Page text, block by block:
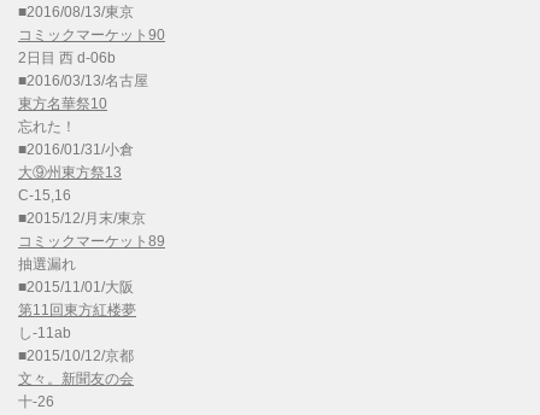
■2016/08/13/東京
コミックマーケット90
2日目 西 d-06b
■2016/03/13/名古屋
東方名華祭10
忘れた！
■2016/01/31/小倉
大⑨州東方祭13
C-15,16
■2015/12/月末/東京
コミックマーケット89
抽選漏れ
■2015/11/01/大阪
第11回東方紅楼夢
し-11ab
■2015/10/12/京都
文々。新聞友の会
十-26